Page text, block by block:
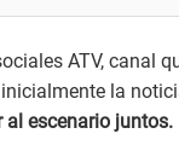
ATV, canal
la
al escenario juntos.